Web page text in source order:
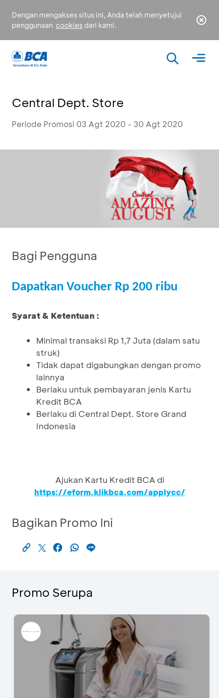
Dengan mengakses situs ini, Anda telah menyetujui
penggunaan cookies dari kami.
Central Dept. Store
Periode Promosi 03 Agt 2020 - 30 Agt 2020
Bagi Pengguna
Dapatkan Voucher Rp 200 ribu
Syarat & Ketentuan :
Minimal transaksi Rp 1,7 Juta (dalam satu
struk)
Tidak dapat digabungkan dengan promo
lainnya
Berlaku untuk pembayaran jenis Kartu
Kredit BCA
Berlaku di Central Dept. Store Grand
Indonesia
Ajukan Kartu Kredit BCA di
https://eform.klikbca.com/applycc/
Bagikan Promo Ini
Promo Serupa